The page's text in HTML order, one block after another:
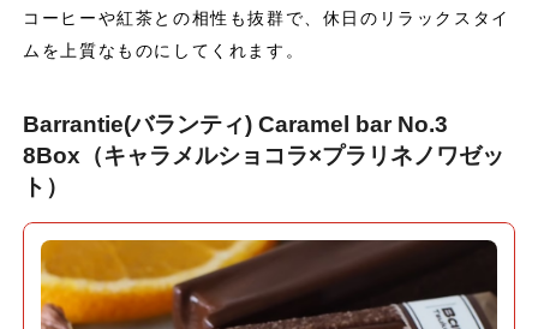
コーヒーや紅茶との相性も抜群で、休日のリラックスタイ
ムを上質なものにしてくれます。
Barrantie(バランティ) Caramel bar No.3
8Box（キャラメルショコラ×プラリネノワゼッ
ト）